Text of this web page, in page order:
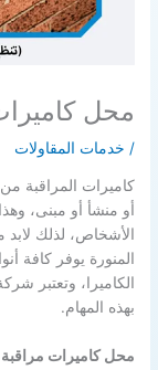
محل
/ خدمات المقاولات
كاميرات المراقبة
أو منشأ أو مبنى،
الأشخاص، لذلك
المنورة يوفر كافة
الكاميرا، وتعتبر
بهذه المهام.
محل كاميرات مراقبة